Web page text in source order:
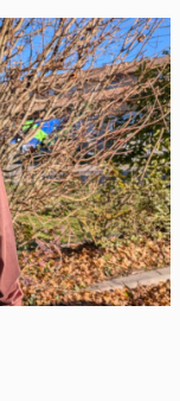
des
le dépôt et la
de suivi